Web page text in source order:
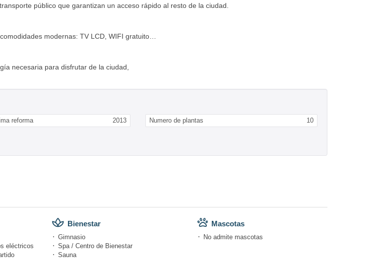
público que garantizan un acceso rápido al resto de la ciudad.
modernas: TV LCD, WIFI gratuito…
necesaria para disfrutar de la ciudad,
reforma 2013 Numero de plantas 10
eléctricos
Bienestar
Gimnasio
Spa / Centro de Bienestar
Sauna
Mascotas
No admite mascotas